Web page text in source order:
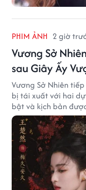
PHIM ẢNH 2 giờ
Vương Sở
sau Giây Ấy
Vương Sở Nhiên
bị tái xuất với hai
bật và kịch bản